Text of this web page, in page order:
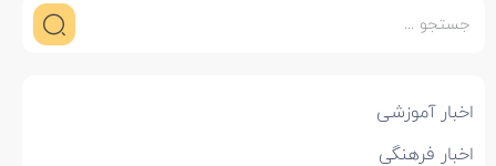
اخبار آموزشی
اخبار فرهنگی